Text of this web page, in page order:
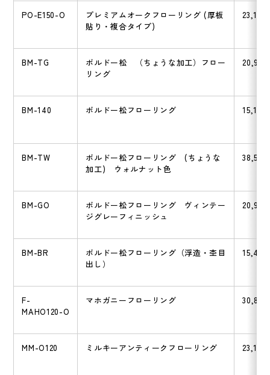
PO-E150-O
プレミアムオークフローリング (厚板
貼り・複合タイプ)
23,100
BM-TG
ボルドー松 （ちょうな加工）フロー
リング
20,900
BM-140 ボルドー松フローリング 15,180
BM-TW
ボルドー松フローリング (ちょうな
加工) ウォルナット色
38,500
BM-GO
ボルドー松フローリング ヴィンテー
ジグレーフィニッシュ
20,900
BM-BR
ボルドー松フローリング（浮造・杢目
出し）
15,400
F-
MAHO120-O
マホガニーフローリング 30,800
MM-O120 ミルキーアンティークフローリング 23,100